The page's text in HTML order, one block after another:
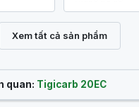
Xem tất cả sản phẩm
quan: Tigicarb 20EC